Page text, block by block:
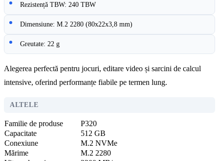
Rezistență TBW: 240 TBW
Dimensiune: M.2 2280 (80x22x3,8 mm)
Greutate: 22 g
Alegerea perfectă pentru jocuri, editare video și sarcini de calcul
intensive, oferind performanțe fiabile pe termen lung.
ALTELE
Familie de produse
P320
Capacitate
512 GB
Conexiune
M.2 NVMe
Mărime
M.2 2280